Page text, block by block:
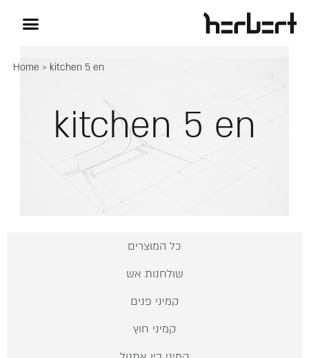
Home > kitchen 5 en
kitchen 5 en
כל המוצרים
שולחנות אש
קמיני פנים
קמיני חוץ